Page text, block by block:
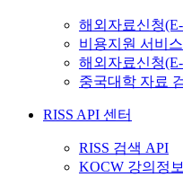
해외자료신청
비용지원 서비
해외자료신청
중국대학 자료
RISS API 센터
RISS 검색 API
KOCW 강의정